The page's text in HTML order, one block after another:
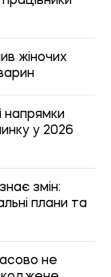
щодо
варто
грн для
виплати